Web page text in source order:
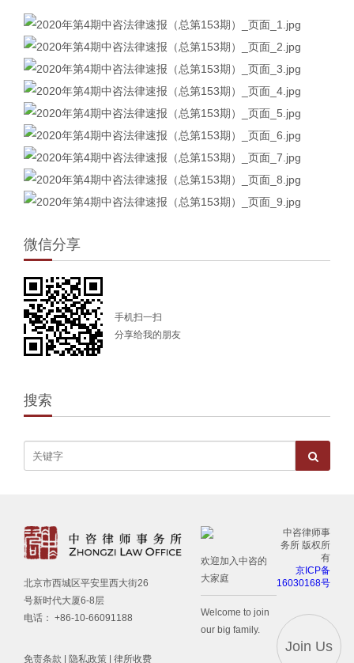
微信分享
手机扫一扫
分享给我的朋友
搜索
北京市西城区平安里西大街26
号新时代大厦6-8层
电话： +86-10-66091188
免责条款 隐私政策 律所收费
欢迎加入中咨的
大家庭
Welcome to join
our big family.
中咨律师事
务所 版权所
有
京ICP备
16030168号
Join Us